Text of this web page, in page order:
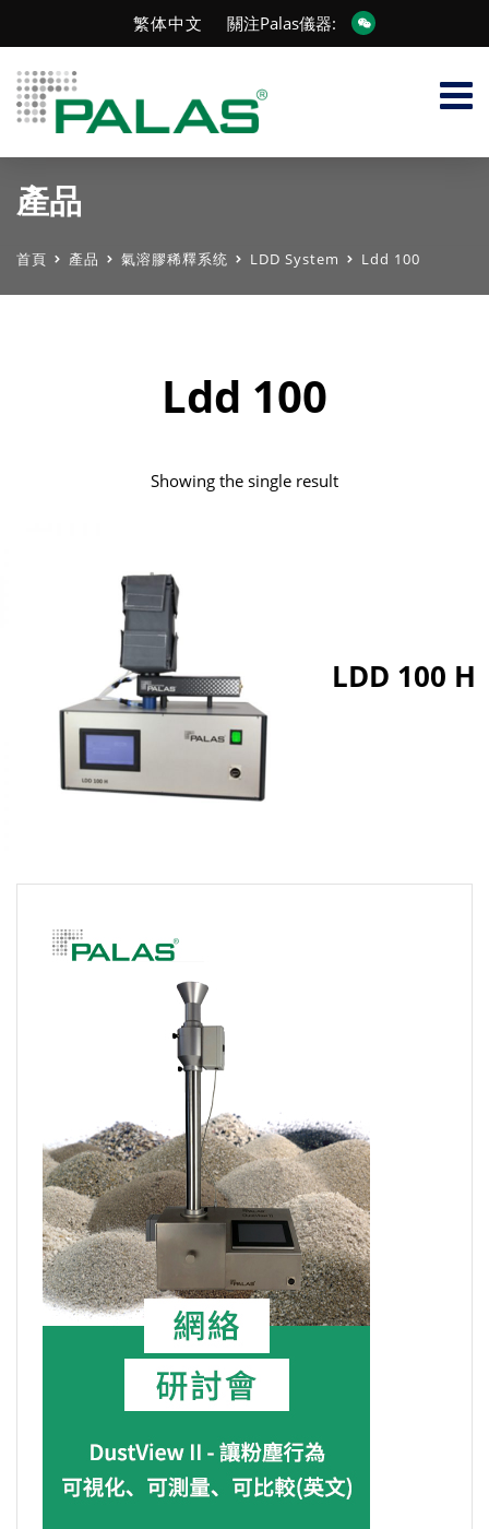
繁体中文 關注Palas儀器:
產品
首頁 產品 氣溶膠稀釋系统 LDD System Ldd 100
Ldd 100
Showing the single result
LDD 100 H